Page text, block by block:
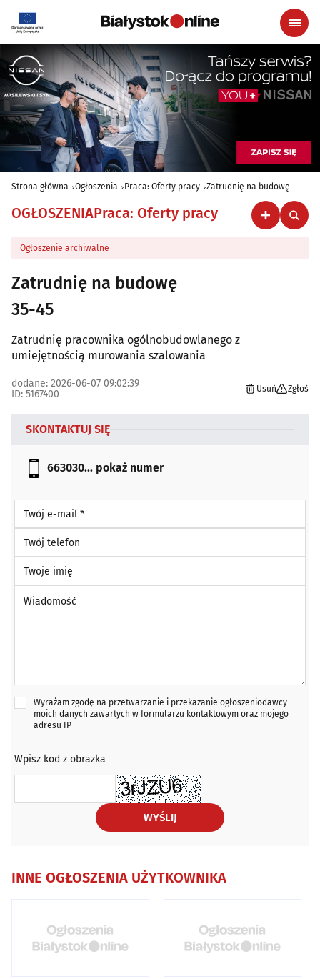
Strona główna Ogłoszenia Praca: Oferty pracy Zatrudnię na budowę
OGŁOSZENIAPraca: Oferty pracy
Ogłoszenie archiwalne
Zatrudnię na budowę
35-45
Zatrudnię pracownika ogólnobudowlanego z
umiejętnością murowania szalowania
dodane: 2026-06-07 09:02:39
ID: 5167400
Usuń Zgłoś
SKONTAKTUJ SIĘ
663030... pokaż numer
Wyrażam zgodę na przetwarzanie i przekazanie ogłoszeniodawcy
moich danych zawartych w formularzu kontaktowym oraz mojego
adresu IP
Wpisz kod z obrazka
WYŚLIJ
INNE OGŁOSZENIA UŻYTKOWNIKA